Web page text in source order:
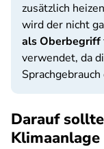
zusätzlich
wird der nicht
als Oberbegriff
verwendet, da
Darauf
Klimaanlage